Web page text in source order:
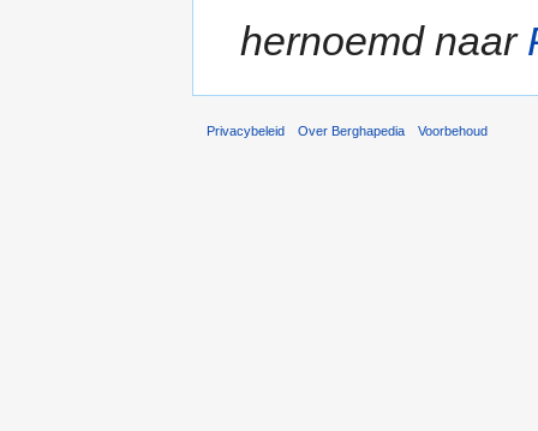
hernoemd naar
Privacybeleid Over Berghapedia Voorbehoud